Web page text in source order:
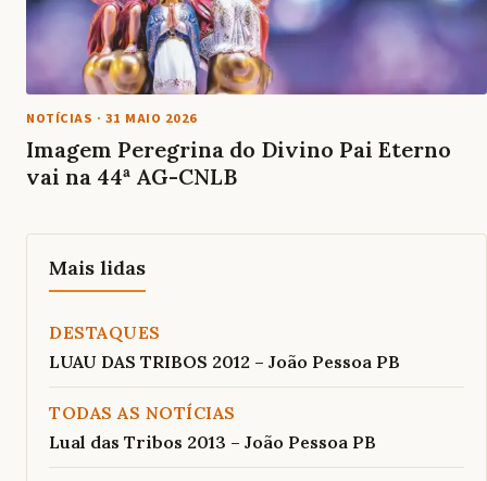
NOTÍCIAS · 31 MAIO 2026
Imagem Peregrina do Divino Pai Eterno
vai na 44ª AG-CNLB
Mais lidas
DESTAQUES
LUAU DAS TRIBOS 2012 – João Pessoa PB
TODAS AS NOTÍCIAS
Lual das Tribos 2013 – João Pessoa PB